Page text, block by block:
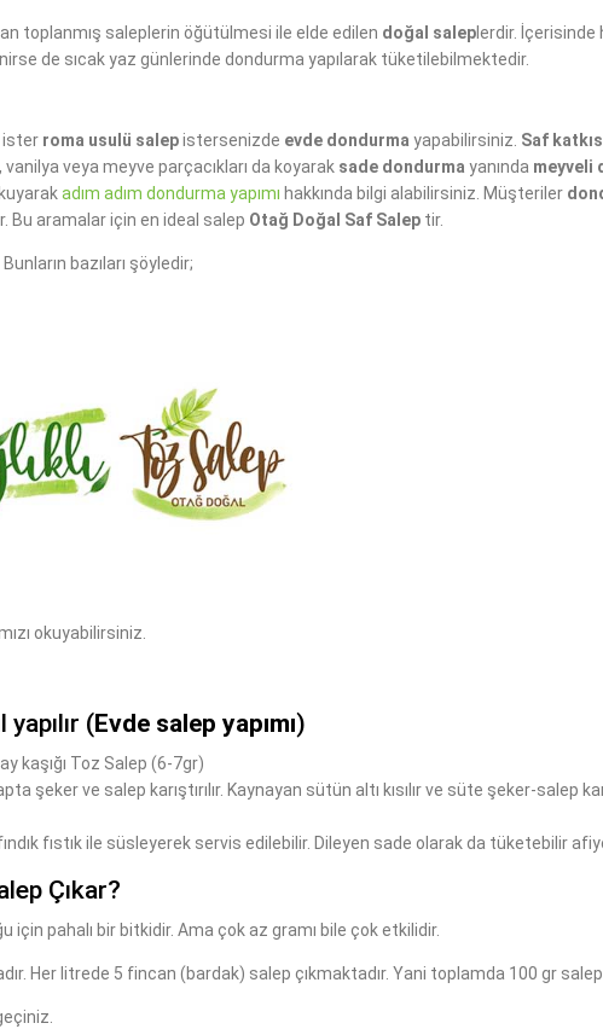
toplanmış saleplerin öğütülmesi ile elde edilen doğal saleplerdir.
de sıcak yaz günlerinde dondurma yapılarak tüketilebilmektedir.
ister roma usulü salepistersenizde evde dondurma yapabilirsiniz. Saf
veya meyve parçacıkları da koyarak sade dondurma yanında meyveli
adım adım dondurma yapımı hakkında bilgi alabilirsiniz. Müşteriler
Bu aramalar için en ideal salep Otağ Doğal Saf Salep tir.
bazıları şöyledir;
okuyabilirsiniz.
yapılır (Evde salep yapımı)
kaşığı Toz Salep (6-7gr)
şeker ve salep karıştırılır. Kaynayan sütün altı kısılır ve süte şeker-salep
fıstık ile süsleyerek servis edilebilir. Dileyen sade olarak da tüketebilir
Çıkar?
pahalı bir bitkidir. Ama çok az gramı bile çok etkilidir.
Her litrede 5 fincan (bardak) salep çıkmaktadır. Yani toplamda 100 gr